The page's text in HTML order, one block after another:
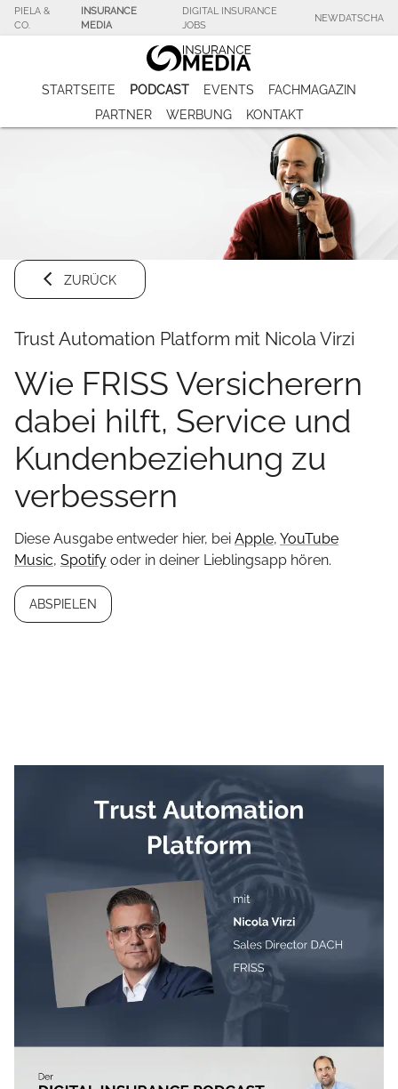
PIELA &
CO.
INSURANCE
MEDIA
DIGITAL INSURANCE
JOBS
NEWDATSCHA
STARTSEITE PODCAST EVENTS
FACHMAGAZIN
PARTNER
WERBUNG KONTAKT
ZURÜCK
Trust Automation Platform mit Nicola Virzi
Wie FRISS Versicherern
dabei hilft, Service und
Kundenbeziehung zu
verbessern
Diese Ausgabe entweder hier, bei Apple, YouTube
Music, Spotify oder in deiner Lieblingsapp hören.
ABSPIELEN